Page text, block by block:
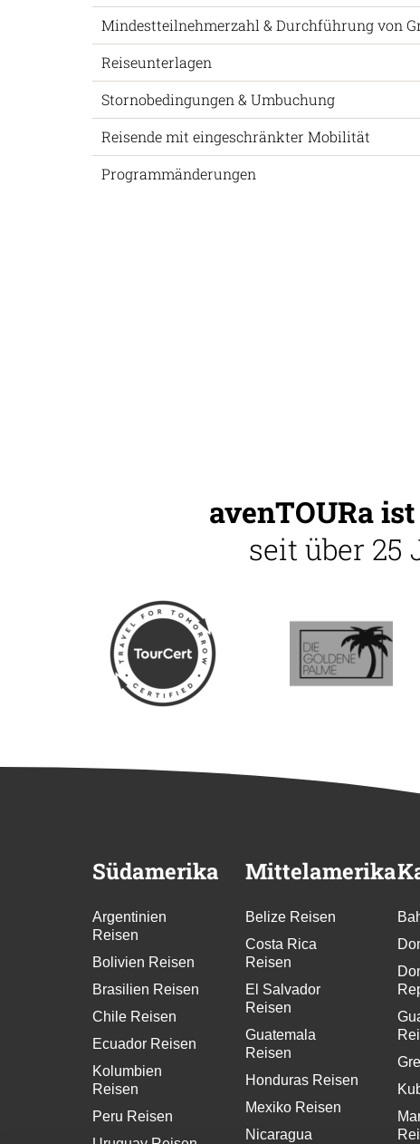
Mindestteilnehmerzahl & Durchführung von
Reiseunterlagen
Stornobedingungen & Umbuchung
Reisende mit eingeschränkter Mobilität
Programmänderungen
avenTOURa
seit über
Südamerika
Argentinien
Reisen
Bolivien Reisen
Brasilien Reisen
Chile Reisen
Ecuador Reisen
Kolumbien
Reisen
Peru Reisen
Mittelamerika
Belize Reisen
Costa Rica
Reisen
El Salvador
Reisen
Guatemala
Reisen
Honduras Reisen
Mexiko Reisen
Nicaragua